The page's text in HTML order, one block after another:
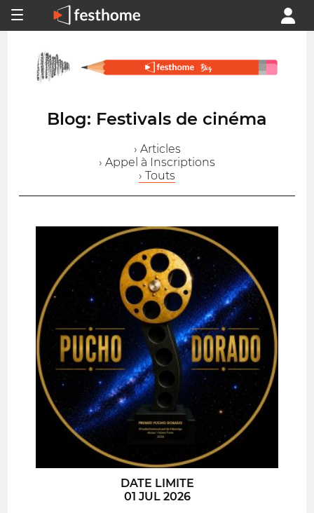
Blog: Festivals de cinéma
› Articles
› Appel à Inscriptions
› Touts
DATE LIMITE
01 JUL 2026